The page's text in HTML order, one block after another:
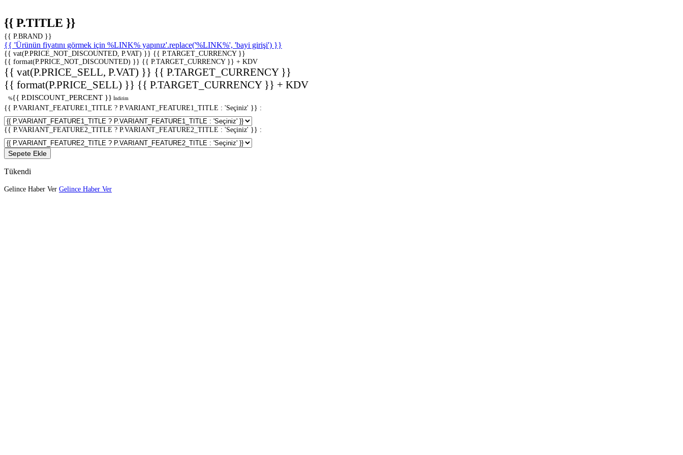
{{ P.TITLE }}
{{ P.BRAND }}
{{ 'Ürünün fiyatını görmek için %LINK% yapınız'.replace('%LINK%', 'bayi girişi') }}
{{ vat(P.PRICE_NOT_DISCOUNTED, P.VAT) }} {{ P.TARGET_CURRENCY }}
{{ format(P.PRICE_NOT_DISCOUNTED) }} {{ P.TARGET_CURRENCY }} + KDV
{{ vat(P.PRICE_SELL, P.VAT) }} {{ P.TARGET_CURRENCY }}
{{ format(P.PRICE_SELL) }} {{ P.TARGET_CURRENCY }} + KDV
%{{ P.DISCOUNT_PERCENT }} İndirim
{{ P.VARIANT_FEATURE1_TITLE ? P.VARIANT_FEATURE1_TITLE : 'Seçiniz' }} :
{{ P.VARIANT_FEATURE2_TITLE ? P.VARIANT_FEATURE2_TITLE : 'Seçiniz' }} :
Sepete Ekle
Tükendi
Gelince Haber Ver Gelince Haber Ver